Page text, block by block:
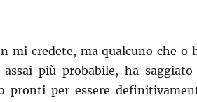
mi credete, ma qualcuno che o
assai più probabile, ha
pronti per essere